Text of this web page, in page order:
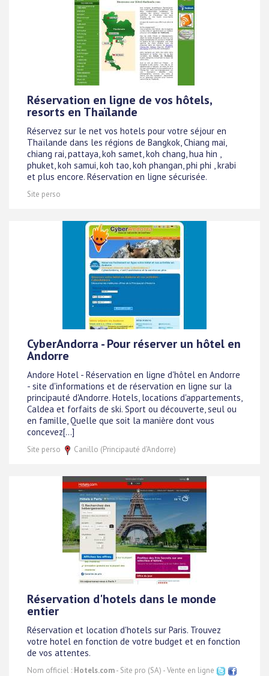
Réservation en ligne de vos hôtels,
resorts en Thaïlande
Réservez sur le net vos hotels pour votre séjour en
Thaïlande dans les régions de Bangkok, Chiang mai,
chiang rai, pattaya, koh samet, koh chang, hua hin ,
phuket, koh samui, koh tao, koh phangan, phi phi , krabi
et plus encore. Réservation en ligne sécurisée.
Site perso
CyberAndorra - Pour réserver un hôtel en
Andorre
Andore Hotel - Réservation en ligne d'hôtel en Andorre
- site d'informations et de réservation en ligne sur la
principauté d'Andorre. Hotels, locations d'appartements,
Caldea et forfaits de ski. Sport ou découverte, seul ou
en famille, Quelle que soit la manière dont vous
concevez[...]
Site perso Canillo (Principauté d'Andorre)
Réservation d'hotels dans le monde
entier
Réservation et location d'hotels sur Paris. Trouvez
votre hotel en fonction de votre budget et en fonction
de vos attentes.
Nom officiel : Hotels.com- Site pro (SA) - Vente en ligne